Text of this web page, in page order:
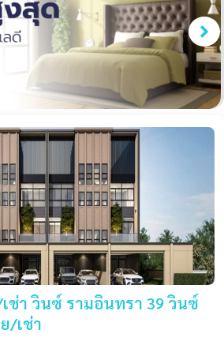
ช่า วินซ์ รามอินทรา 39 วินซ์
/เช่า